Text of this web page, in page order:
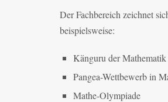
Der Fachbereich zeichnet
beispielsweise:
Känguru der Mathematik
Pangea-Wettbewerb in
Mathe-Olympiade